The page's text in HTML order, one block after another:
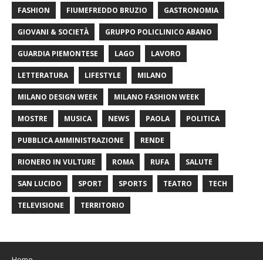
FASHION FIUMEFREDDO BRUZIO GASTRONOMIA
GIOVANI & SOCIETÀ GRUPPO POLICLINICO ABANO
GUARDIA PIEMONTESE LAGO LAVORO
LETTERATURA LIFESTYLE MILANO
MILANO DESIGN WEEK MILANO FASHION WEEK
MOSTRE MUSICA NEWS PAOLA POLITICA
PUBBLICA AMMINISTRAZIONE RENDE
RIONERO IN VULTURE ROMA RUFA SALUTE
SAN LUCIDO SPORT SPORTS TEATRO TECH
TELEVISIONE TERRITORIO